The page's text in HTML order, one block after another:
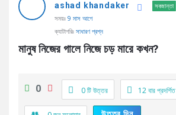
Latest
ashad khandaker
সবজান্তা
সময়ঃ 9 মাস আগে
ক্যাটাগরিঃ সাধারণ প্রশ্ন
মানুষ নিজের গালে নিজে চড় মারে কখন?
0 0 টি উত্তর 12বার প্রদর্শিত